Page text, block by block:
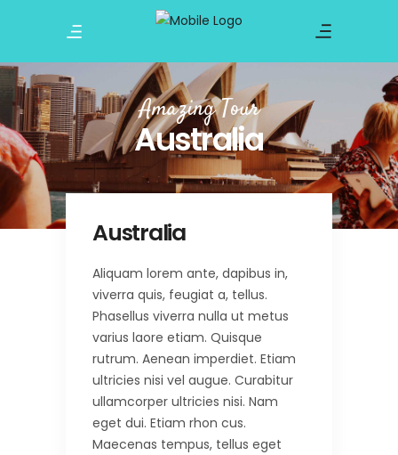
Amazing Tour
Australia
Australia
Aliquam lorem ante, dapibus in,
viverra quis, feugiat a, tellus.
Phasellus viverra nulla ut metus
varius laore etiam. Quisque
rutrum. Aenean imperdiet. Etiam
ultricies nisi vel augue. Curabitur
ullamcorper ultricies nisi. Nam
eget dui. Etiam rhon cus.
Maecenas tempus, tellus eget